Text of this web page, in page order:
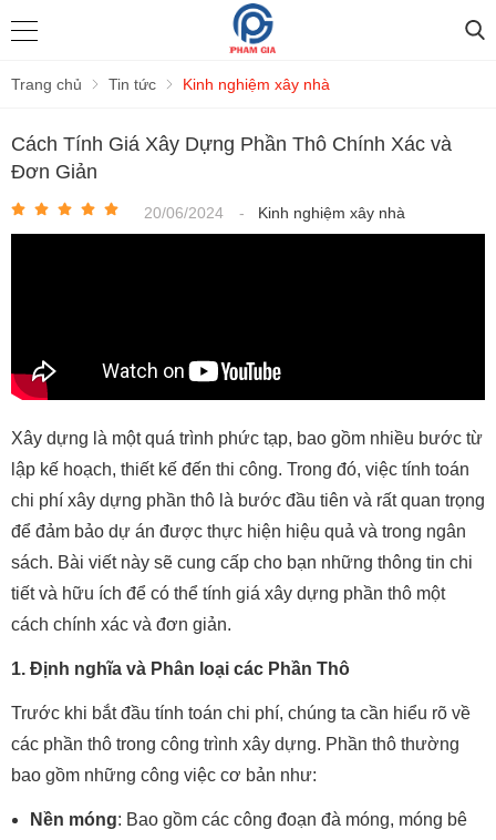
Trang chủ Tin tức Kinh nghiệm xây nhà
Cách Tính Giá Xây Dựng Phần Thô Chính Xác và
Đơn Giản
20/06/2024 - Kinh nghiệm xây nhà
Xây dựng là một quá trình phức tạp, bao gồm nhiều bước từ
lập kế hoạch, thiết kế đến thi công. Trong đó, việc tính toán
chi phí xây dựng phần thô là bước đầu tiên và rất quan trọng
để đảm bảo dự án được thực hiện hiệu quả và trong ngân
sách. Bài viết này sẽ cung cấp cho bạn những thông tin chi
tiết và hữu ích để có thể tính giá xây dựng phần thô một
cách chính xác và đơn giản.
1. Định nghĩa và Phân loại các Phần Thô
Trước khi bắt đầu tính toán chi phí, chúng ta cần hiểu rõ về
các phần thô trong công trình xây dựng. Phần thô thường
bao gồm những công việc cơ bản như:
Nền móng: Bao gồm các công đoạn đà móng, móng bê